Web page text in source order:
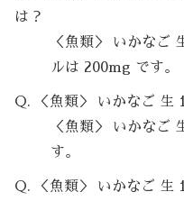
は？
＜魚類＞ いかなご
ルは 200mg です。
Q. ＜魚類＞ いかなご 生
＜魚類＞ いかなご
す。
Q. ＜魚類＞ いかなご 生